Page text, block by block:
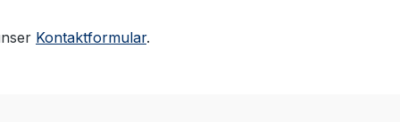
Kontaktformular.